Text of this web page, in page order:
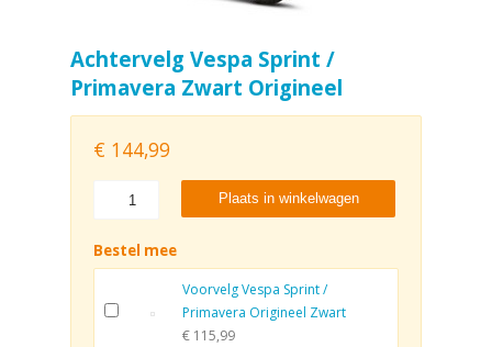
Achtervelg Vespa Sprint /
Primavera Zwart Origineel
€ 144,99
Plaats in winkelwagen
Bestel mee
Voorvelg Vespa Sprint /
Primavera Origineel Zwart
€ 115,99